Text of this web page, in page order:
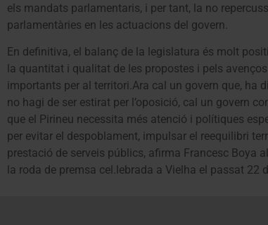
els mandats parlamentaris, i per tant, la no
parlamentàries en les actuacions del govern.
En definitiva, el balanç de la legislatura és molt
la quantitat i qualitat de les propostes i pels
importants per al territori.Ara cal un govern que, ha
no hagi de ser estirat per l’oposició, cal un govern
que el Pirineu necessita més atenció i polítiques
per evitar el despoblament, impulsar el reequilibri
prestació de serveis públics, afirma Francesc Boya
la roda de premsa cel.lebrada a Vielha el passat 22